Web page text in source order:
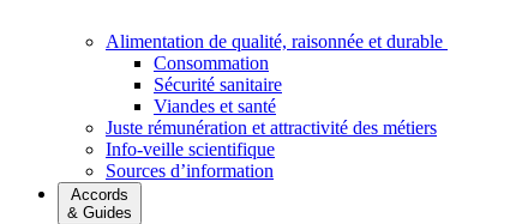
Alimentation de qualité, raisonnée et durable
Consommation
Sécurité sanitaire
Viandes et santé
Juste rémunération et attractivité des métiers
Info-veille scientifique
Sources d’information
Accords
& Guides